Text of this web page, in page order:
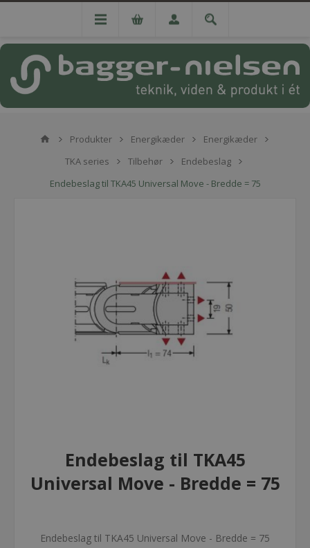
Produkter Energikæder
Energikæder
TKA series
Tilbehør
Endebeslag
Endebeslag til TKA45 Universal Move - Bredde = 75
Endebeslag til TKA45
Universal Move - Bredde = 75
Endebeslag til TKA45 Universal Move - Bredde = 75